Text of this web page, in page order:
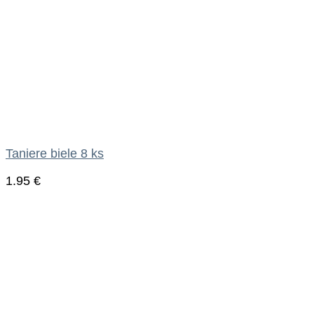
Taniere biele 8 ks
1.95 €